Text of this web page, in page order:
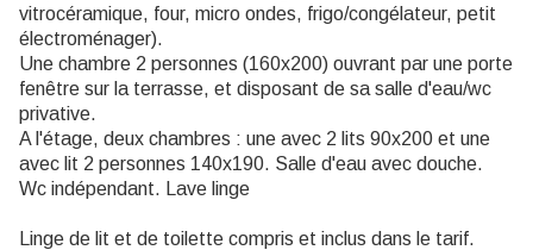
vitrocéramique, four, micro ondes, frigo/congélateur, petit
électroménager).
Une chambre 2 personnes (160x200) ouvrant par une porte
fenêtre sur la terrasse, et disposant de sa salle d'eau/wc
privative.
A l'étage, deux chambres : une avec 2 lits 90x200 et une
avec lit 2 personnes 140x190. Salle d'eau avec douche.
Wc indépendant. Lave linge
Linge de lit et de toilette compris et inclus dans le tarif.